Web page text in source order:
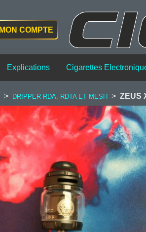
MON COMPTE
Explications Cigarettes
> DRIPPER RDA, RDTA ET MESH > ZEUS